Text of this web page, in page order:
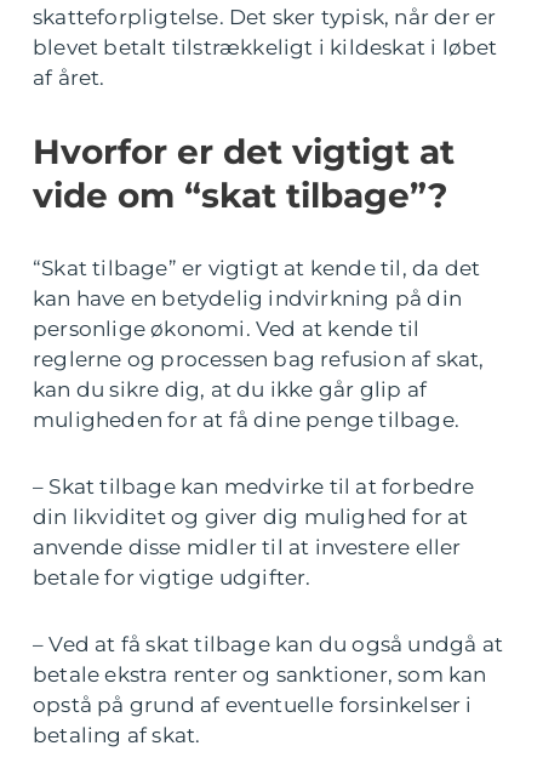
skatteforpligtelse. Det sker typisk, når der er
blevet betalt tilstrækkeligt i kildeskat i løbet
af året.
Hvorfor er det vigtigt at
vide om “skat tilbage”?
“Skat tilbage” er vigtigt at kende til, da det
kan have en betydelig indvirkning på din
personlige økonomi. Ved at kende til
reglerne og processen bag refusion af skat,
kan du sikre dig, at du ikke går glip af
muligheden for at få dine penge tilbage.
– Skat tilbage kan medvirke til at forbedre
din likviditet og giver dig mulighed for at
anvende disse midler til at investere eller
betale for vigtige udgifter.
– Ved at få skat tilbage kan du også undgå at
betale ekstra renter og sanktioner, som kan
opstå på grund af eventuelle forsinkelser i
betaling af skat.